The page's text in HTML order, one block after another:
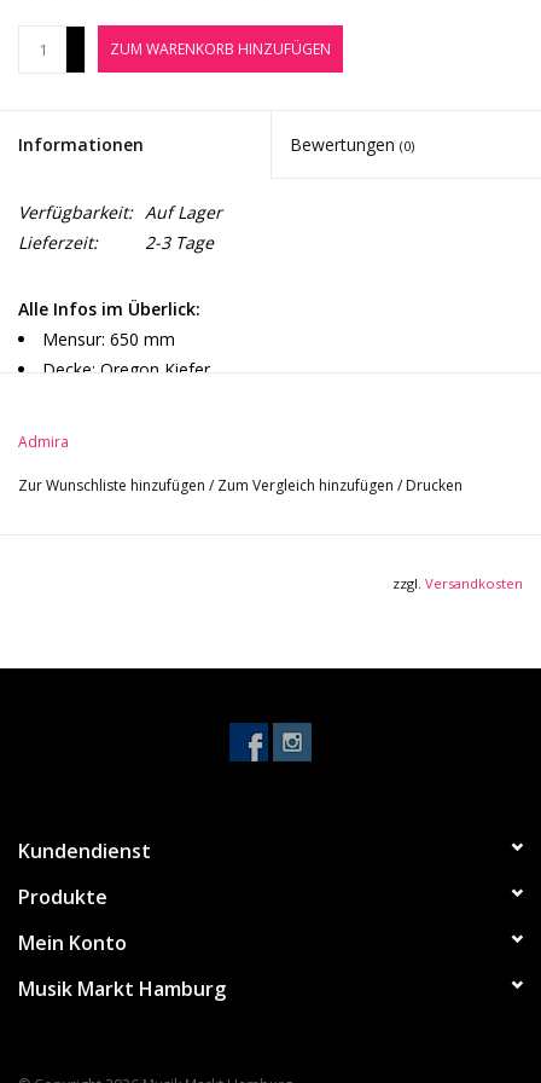
Jobbörse
Marken
ZUM WARENKORB HINZUFÜGEN
Informationen Bewertungen (0)
Verfügbarkeit: Auf Lager
Lieferzeit:
2-3 Tage
Alle Infos im Überlick:
Mensur: 650 mm
Decke: Oregon Kiefer
Steg: Kabukalli
Admira
Zur Wunschliste hinzufügen / Zum Vergleich hinzufügen / Drucken
zzgl. Versandkosten
Kundendienst
Produkte
Mein Konto
Musik Markt Hamburg